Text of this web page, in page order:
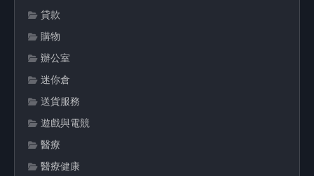
貸款
購物
辦公室
迷你倉
送貨服務
遊戲與電競
醫療
醫療健康